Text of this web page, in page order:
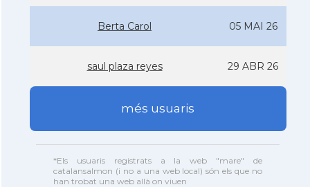
Berta Carol 05 MAI 26
saul plaza reyes 29 ABR 26
més usuaris
*Els usuaris registrats a la web "mare" de
catalansalmon (i no a una web local) són els que no
han trobat una web allà on viuen